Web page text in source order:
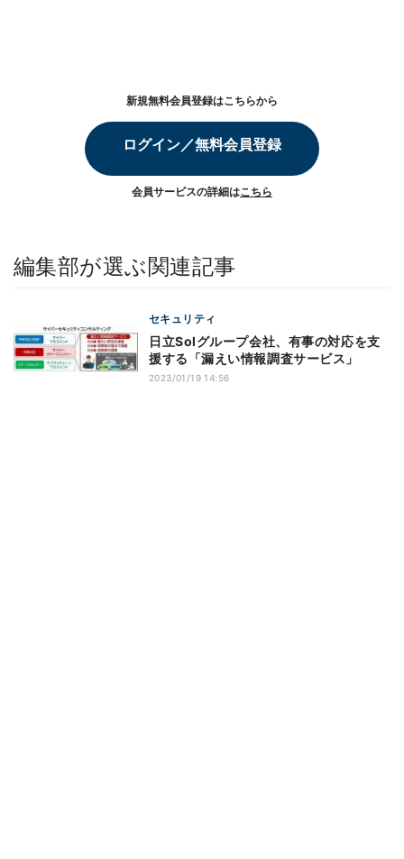
新規無料会員登録はこちらから
ログイン／無料会員登録
会員サービスの詳細はこちら
編集部が選ぶ関連記事
セキュリティ
日立Solグループ会社、有事の対応を支
援する「漏えい情報調査サービス」
2023/01/19 14:56